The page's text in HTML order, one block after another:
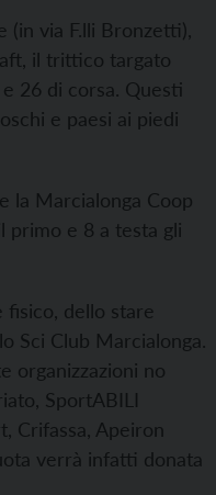
(in via F.lli Bronzetti),
il trittico targato
26 di corsa. Questi
e paesi ai piedi
la Marcialonga Coop
primo e 8 a testa gli
dello stare
Sci Club Marcialonga.
organizzazioni no
SportABILI
Crifassa, Apeiron
verrà infatti donata